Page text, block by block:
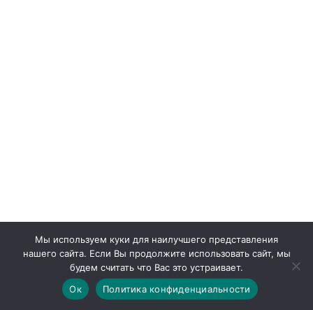
Мы используем куки для наилучшего представления
нашего сайта. Если Вы продолжите использовать сайт, мы
будем считать что Вас это устраивает.
Ок
Политика конфиденциальности